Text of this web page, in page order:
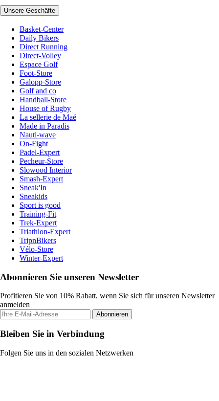
Unsere Geschäfte
Basket-Center
Daily Bikers
Direct Running
Direct-Volley
Espace Golf
Foot-Store
Galopp-Store
Golf and co
Handball-Store
House of Rugby
La sellerie de Maé
Made in Paradis
Nauti-wave
On-Fight
Padel-Expert
Pecheur-Store
Slowood Interior
Smash-Expert
Sneak'In
Sneakids
Sport is good
Training-Fit
Trek-Expert
Triathlon-Expert
TripnBikers
Vélo-Store
Winter-Expert
Abonnieren Sie unseren Newsletter
Profitieren Sie von 10% Rabatt, wenn Sie sich für unseren Newsletter
anmelden
Abonnieren
Bleiben Sie in Verbindung
Folgen Sie uns in den sozialen Netzwerken